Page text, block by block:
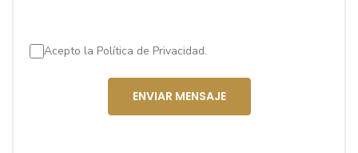
Acepto la Política de Privacidad.
ENVIAR MENSAJE